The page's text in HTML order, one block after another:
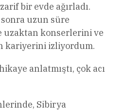
bir evde ağırladı.
uzun süre
uzaktan konserlerini ve
kariyerini izliyordum.
anlatmıştı, çok acı
Sibirya